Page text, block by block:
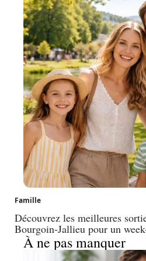
Famille
Découvrez les meilleures
Bourgoin-Jallieu pour un
À ne pas manquer